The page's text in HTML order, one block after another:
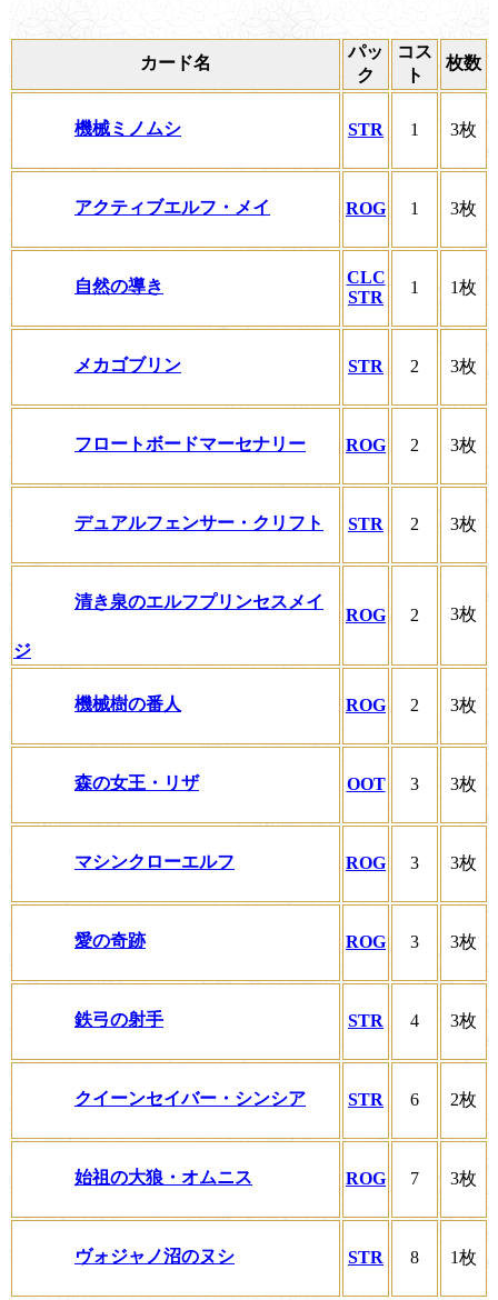
カード名
パッ
ク
コス
ト
枚数
機械ミノムシ STR 1 3枚
アクティブエルフ・メイ ROG 1 3枚
自然の導き
CLC
STR
1 1枚
メカゴブリン STR 2 3枚
フロートボードマーセナリー ROG 2 3枚
デュアルフェンサー・クリフト STR 2 3枚
清き泉のエルフプリンセスメイ
ジ
ROG 2 3枚
機械樹の番人 ROG 2 3枚
森の女王・リザ OOT 3 3枚
マシンクローエルフ ROG 3 3枚
愛の奇跡 ROG 3 3枚
鉄弓の射手 STR 4 3枚
クイーンセイバー・シンシア STR 6 2枚
始祖の大狼・オムニス ROG 7 3枚
ヴォジャノ沼のヌシ STR 8 1枚